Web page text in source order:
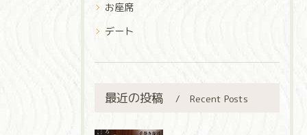
お座席
デート
最近の投稿 Recent Posts